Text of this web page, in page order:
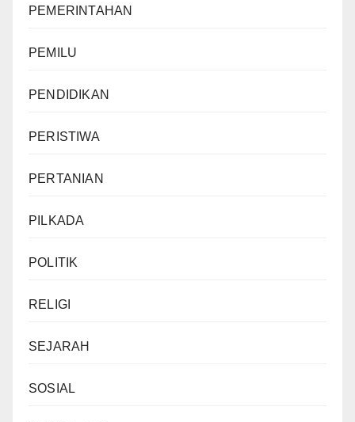
PEMERINTAHAN
PEMILU
PENDIDIKAN
PERISTIWA
PERTANIAN
PILKADA
POLITIK
RELIGI
SEJARAH
SOSIAL